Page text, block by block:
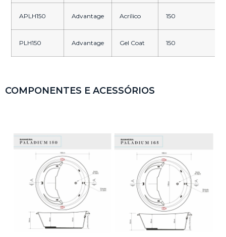
APLH150 Advantage Acrílico 150
PLH150 Advantage Gel Coat 150
COMPONENTES E ACESSÓRIOS